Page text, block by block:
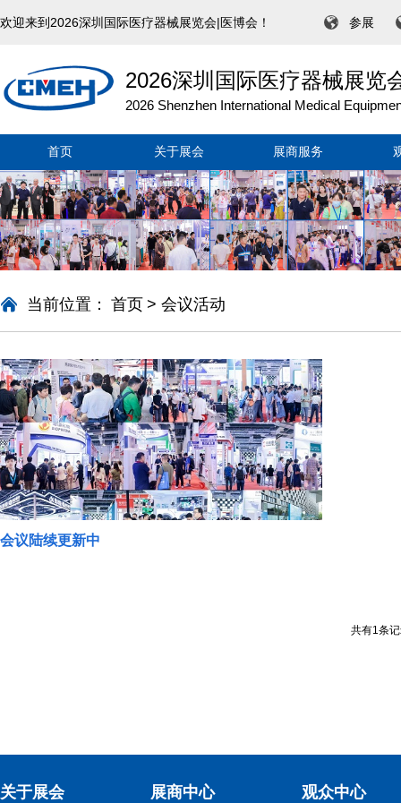
欢迎来到2026深圳国际医疗器械展览会|医博会！ 参展
2026深圳国际医疗器械展览
2026 Shenzhen International Medical
首页 关于展会 展商服务
当前位置： 首页 > 会议活动
会议陆续更新中
共有1条
关于展会 展商中心 观众中心